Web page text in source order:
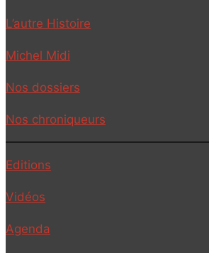
L’autre Histoire
Michel Midi
Nos dossiers
Nos chroniqueurs
Editions
Vidéos
Agenda